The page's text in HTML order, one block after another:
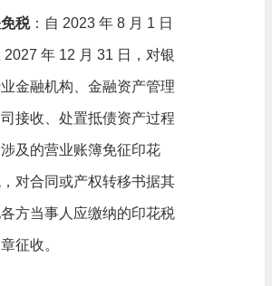
税：自 2023 年 8 月 1 日
2027 年 12 月 31 日，对银
金融机构、金融资产管理
接收、处置抵债资产过程
及的营业账簿免征印花
对合同或产权转移书据其
方当事人应缴纳的印花税
征收。